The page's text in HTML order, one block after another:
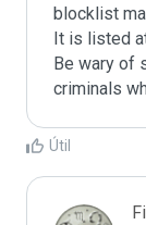
blocklist
It is listed
Be wary of
criminals
Útil